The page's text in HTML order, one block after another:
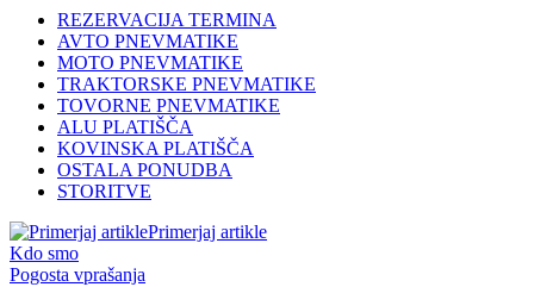
REZERVACIJA TERMINA
AVTO PNEVMATIKE
MOTO PNEVMATIKE
TRAKTORSKE PNEVMATIKE
TOVORNE PNEVMATIKE
ALU PLATIŠČA
KOVINSKA PLATIŠČA
OSTALA PONUDBA
STORITVE
Primerjaj artikle
Kdo smo
Pogosta vprašanja